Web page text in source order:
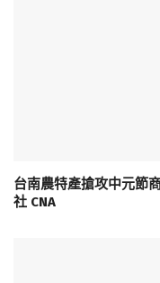
台南農特產搶攻中元節
社 CNA